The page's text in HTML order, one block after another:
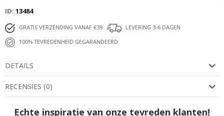
ID 13484
GRATIS VERZENDING VANAF €39
LEVERING 3-6 DAGEN
100% TEVREDENHEID GEGARANDEERD
DETAILS
RECENSIES (0)
Echte inspiratie van onze tevreden klanten!